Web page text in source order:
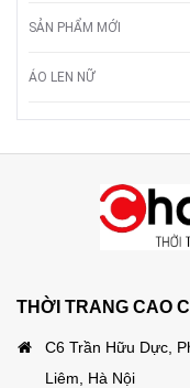
SẢN PHẨM MỚI
ÁO LEN NỮ
THỜI TRANG CAO
C6 Trần Hữu Dực,
Liêm, Hà Nội